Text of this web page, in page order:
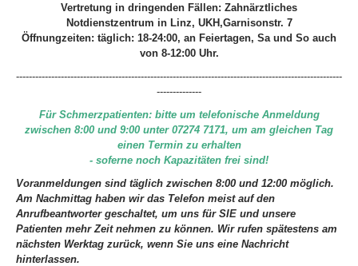
Vertretung in dringenden Fällen: Zahnärztliches
Notdienstzentrum in Linz, UKH,Garnisonstr. 7
Öffnungzeiten: täglich: 18-24:00, an Feiertagen, Sa und So auch
von 8-12:00 Uhr.
------------------------------------------------------------------------------------------------------
--------------
Für Schmerzpatienten: bitte um telefonische Anmeldung
zwischen 8:00 und 9:00 unter 07274 7171, um am gleichen Tag
einen Termin zu erhalten
- soferne noch Kapazitäten frei sind!
Voranmeldungen sind täglich zwischen 8:00 und 12:00 möglich.
Am Nachmittag haben wir das Telefon meist auf den
Anrufbeantworter geschaltet, um uns für SIE und unsere
Patienten mehr Zeit nehmen zu können. Wir rufen spätestens am
nächsten Werktag zurück, wenn Sie uns eine Nachricht
hinterlassen.